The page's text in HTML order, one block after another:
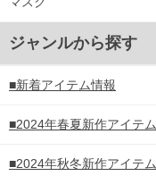
ジャンルから探す
■新着アイテム情報
■2024年春夏新作アイテム
■2024年秋冬新作アイテム